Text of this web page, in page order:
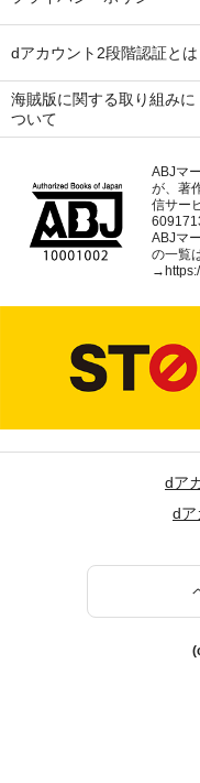
dアカウント2段階認証とは
海賊版に関する取り組みに
ついて
ABJマ
が、著
信サー
ABJマ
の一覧
→
dア
dア